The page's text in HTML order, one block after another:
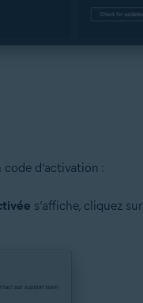
d’activation :
s’affiche, cliquez sur